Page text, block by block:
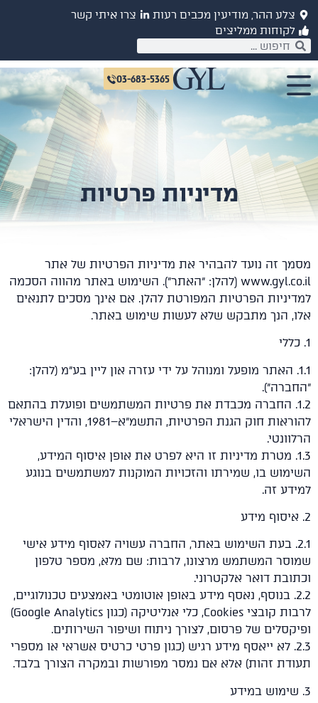
ההר, מודיעין מכבים רעות
צרו איתי קשר
ממליצים
03-683-5365
מדיניות פרטיות
זה נועד להבהיר את מדיניות הפרטיות של אתר
www.gyl.co.il (להלן: "האתר"). השימוש באתר מהווה הסכמה
הפרטיות המפורטת להלן. אם אינך מסכים לתנאים
הנך מתבקש שלא לעשות שימוש באתר.
האתר מופעל ומנוהל על ידי עזרה און ליין בע״מ (להלן:
החברה מכבדת את פרטיות המשתמשים ופועלת בהתאם
להוראות חוק הגנת הפרטיות, התשמ"א–1981, והדין הישראלי
מטרת מדיניות זו היא לפרט את אופן איסוף המידע,
בו, שמירתו והזכויות המוקנות למשתמשים בנוגע
זה.
בעת השימוש באתר, החברה עשויה לאסוף מידע אישי
המשתמש מרצונו, לרבות: שם מלא, מספר טלפון
דואר אלקטרוני.
בנוסף, נאסף מידע באופן אוטומטי באמצעים טכנולוגיים,
לרבות קובצי Cookies, כלי אנליטיקה (כגון Google Analytics)
של פרסום, לצורך ניתוח ושיפור השירותים.
לא ייאסף מידע רגיש (כגון פרטי כרטיס אשראי או מספרי
זהות) אלא אם נמסר מפורשות ובמקרה הצורך בלבד.